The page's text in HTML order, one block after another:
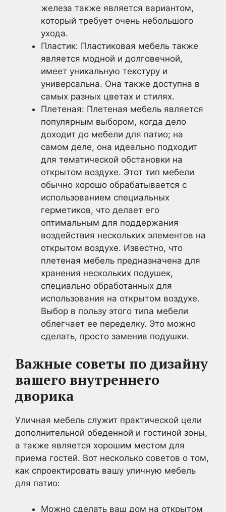
железа также является вариантом,
который требует очень небольшого
ухода.
Пластик: Пластиковая мебель также
является модной и долговечной,
имеет уникальную текстуру и
универсальна. Она также доступна в
самых разных цветах и стилях.
Плетеная: Плетеная мебель является
популярным выбором, когда дело
доходит до мебели для патио; на
самом деле, она идеально подходит
для тематической обстановки на
открытом воздухе. Этот тип мебели
обычно хорошо обрабатывается с
использованием специальных
герметиков, что делает его
оптимальным для поддержания
воздействия нескольких элементов на
открытом воздухе. Известно, что
плетеная мебель предназначена для
хранения нескольких подушек,
специально обработанных для
использования на открытом воздухе.
Выбор в пользу этого типа мебели
облегчает ее переделку. Это можно
сделать, просто заменив подушки.
Важные советы по дизайну
вашего внутреннего
дворика
Уличная мебель служит практической цели
дополнительной обеденной и гостиной зоны,
а также является хорошим местом для
приема гостей. Вот несколько советов о том,
как спроектировать вашу уличную мебель
для патио:
Можно сделать ваш дом на открытом